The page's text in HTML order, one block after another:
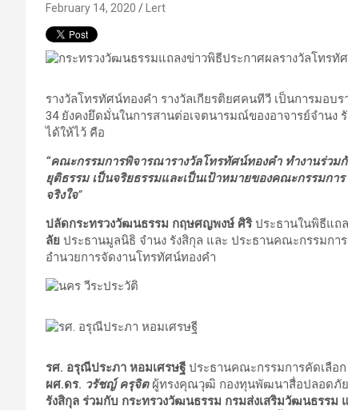
February 14, 2020 Lert
รางวัลโทรทัศน์ทองคำ รางวัลเกียรติยศคนทีวี เป็นการมอ
34 ยังคงยึดมั่นในการสานต่อเจตนารมณ์ของอาจารย์จำน
ได้ให้ไว้ คือ
“คณะกรรมการพิจารณารางวัลโทรทัศน์ทองคำ ทำงานร่ว
ยุติธรรม เป็นจริยธรรมและเป็นเป้าหมายของคณะกรรมกา
จริงใจ”
ปลัดกระทรวงวัฒนธรรม กฤษศญพงษ์ ศิริ ประธานในพิธีแถ
ลัย ประธานมูลนิธิ จำนง รังสิกุล และ ประธานคณะกรรมกา
อำนวยการจัดงานโทรทัศน์ทองคำ
รศ. อรุณีประภา หอมเศรษฐี ประธานคณะกรรมการคัดเลือก
ผศ.ดร. วรัชญ์ ครุจิตผู้ทรงคุณวุฒิ กองทุนพัฒนาสื่อปลอดภัย
รังสิกุล ร่วมกับ กระทรวงวัฒนธรรม กรมส่งเสริมวัฒนธรร